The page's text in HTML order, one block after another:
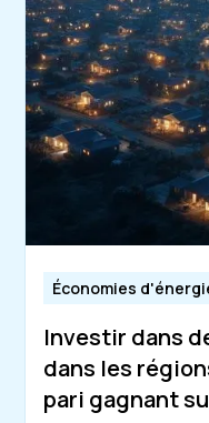
Économies
Investir dans
dans les
pari gagnant